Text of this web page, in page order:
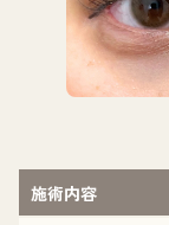
施術内容